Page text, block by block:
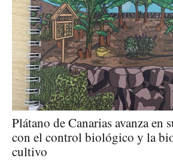
Plátano de Canarias avanza en
con el control biológico y la
cultivo